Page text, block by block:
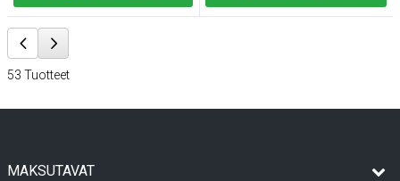
53 Tuotteet
MAKSUTAVAT